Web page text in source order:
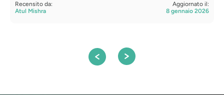
Recensito da:
Atul Mishra
Aggiornato il:
8 gennaio 2026